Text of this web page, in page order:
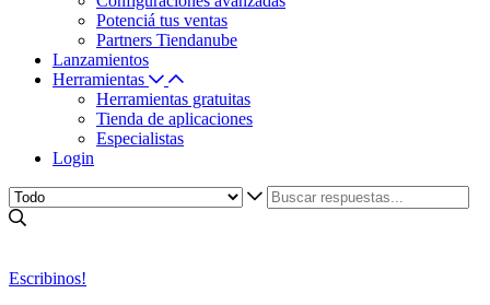
Potenciá tus ventas
Partners Tiendanube
Lanzamientos
Herramientas
Herramientas gratuitas
Tienda de aplicaciones
Especialistas
Login
Escribinos!